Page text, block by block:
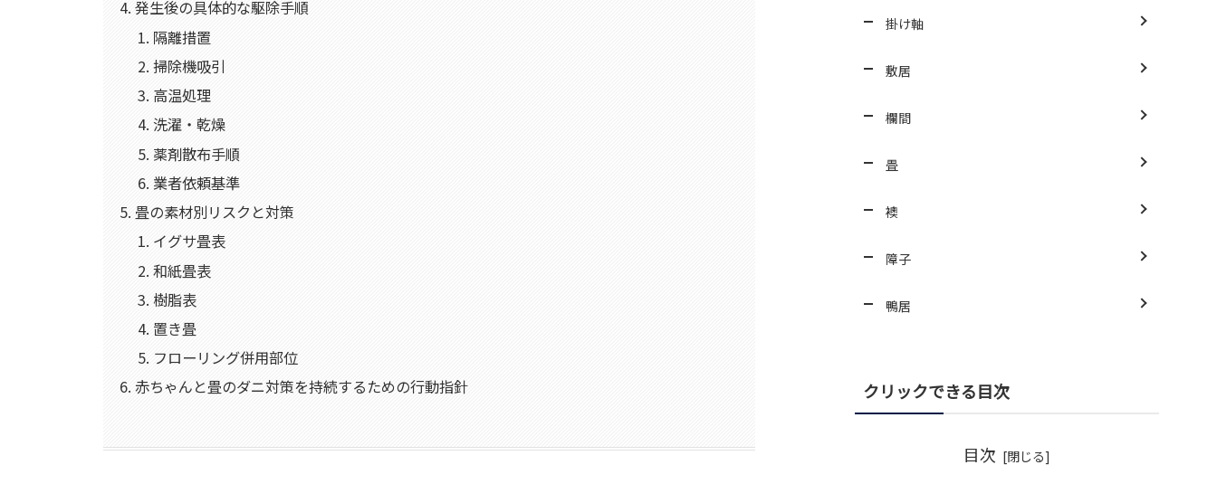
発生後の具体的な駆除手順
隔離措置
掃除機吸引
高温処理
洗濯・乾燥
薬剤散布手順
業者依頼基準
畳の素材別リスクと対策
イグサ畳表
和紙畳表
樹脂表
置き畳
フローリング併用部位
赤ちゃんと畳のダニ対策を持続するための行動指針
掛け軸
敷居
欄間
畳
襖
障子
鴨居
クリックできる目次
目次